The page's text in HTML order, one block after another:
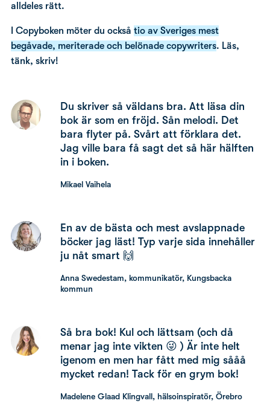
alldeles rätt.
I Copyboken möter du också tio av Sveriges mest
begåvade, meriterade och belönade copywriters. Läs,
tänk, skriv!
Du skriver så väldans bra. Att läsa din
bok är som en fröjd. Sån melodi. Det
bara flyter på. Svårt att förklara det.
Jag ville bara få sagt det så här hälften
in i boken.
Mikael Vaihela
En av de bästa och mest avslappnade
böcker jag läst! Typ varje sida innehåller
ju nåt smart 🙌
Anna Swedestam, kommunikatör, Kungsbacka
kommun
Så bra bok! Kul och lättsam (och då
menar jag inte vikten 😜 ) Är inte helt
igenom en men har fått med mig sååå
mycket redan! Tack för en grym bok!
Madelene Glaad Klingvall, hälsoinspiratör, Örebro